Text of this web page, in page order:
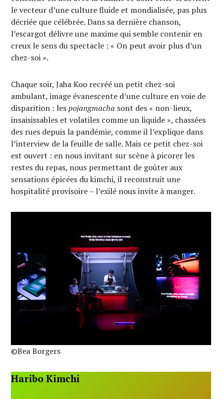
le vecteur d’une culture fluide et mondialisée, pas plus
décriée que célébrée. Dans sa dernière chanson,
l’escargot délivre une maxime qui semble contenir en
creux le sens du spectacle : « On peut avoir plus d’un
chez-soi ».
Chaque soir, Jaha Koo recréé un petit chez-soi
ambulant, image évanescente d’une culture en voie de
disparition : lespojangmacha sont des « non-lieux,
insaisissables et volatiles comme un liquide », chassées
des rues depuis la pandémie, comme il l’explique dans
l’interview de la feuille de salle. Mais ce petit chez-soi
est ouvert : en nous invitant sur scène à picorer les
restes du repas, nous permettant de goûter aux
sensations épicées du kimchi, il reconstruit une
hospitalité provisoire – l’exilé nous invite à manger.
©Bea Borgers
Haribo Kimchi